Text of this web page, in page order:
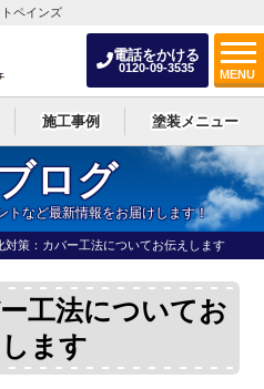
電話をかける
0120-09-3535
MENU
ペインズ
施工事例 塗装メニュー
ログ
トなど最新情報をお届けします！
対策：カバー工法についてお伝えします
工法についてお
ます